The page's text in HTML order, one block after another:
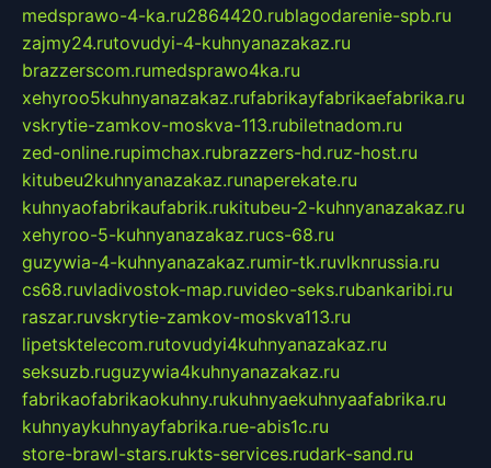
medsprawo-4-ka.ru2864420.rublagodarenie-spb.ru
zajmy24.rutovudyi-4-kuhnyanazakaz.ru
brazzerscom.rumedsprawo4ka.ru
xehyroo5kuhnyanazakaz.rufabrikayfabrikaefabrika.ru
vskrytie-zamkov-moskva-113.rubiletnadom.ru
zed-online.rupimchax.rubrazzers-hd.ruz-host.ru
kitubeu2kuhnyanazakaz.runaperekate.ru
kuhnyaofabrikaufabrik.rukitubeu-2-kuhnyanazakaz.ru
xehyroo-5-kuhnyanazakaz.rucs-68.ru
guzywia-4-kuhnyanazakaz.rumir-tk.ruvlknrussia.ru
cs68.ruvladivostok-map.ruvideo-seks.rubankaribi.ru
raszar.ruvskrytie-zamkov-moskva113.ru
lipetsktelecom.rutovudyi4kuhnyanazakaz.ru
seksuzb.ruguzywia4kuhnyanazakaz.ru
fabrikaofabrikaokuhny.rukuhnyaekuhnyaafabrika.ru
kuhnyaykuhnyayfabrika.rue-abis1c.ru
store-brawl-stars.rukts-services.rudark-sand.ru